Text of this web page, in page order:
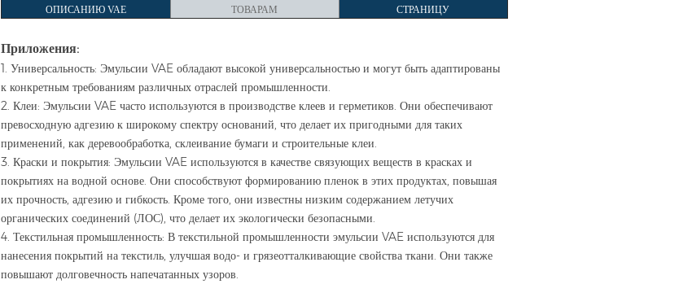
ОПИСАНИЮ VAE
ТОВАРАМ
СТРАНИЦУ
Приложения:
1. Универсальность: Эмульсии VAE обладают высокой универсальностью и могут быть адаптированы
к конкретным требованиям различных отраслей промышленности.
2. Клеи: Эмульсии VAE часто используются в производстве клеев и герметиков. Они обеспечивают
превосходную адгезию к широкому спектру оснований, что делает их пригодными для таких
применений, как деревообработка, склеивание бумаги и строительные клеи.
3. Краски и покрытия: Эмульсии VAE используются в качестве связующих веществ в красках и
покрытиях на водной основе. Они способствуют формированию пленок в этих продуктах, повышая
их прочность, адгезию и гибкость. Кроме того, они известны низким содержанием летучих
органических соединений (ЛОС), что делает их экологически безопасными.
4. Текстильная промышленность: В текстильной промышленности эмульсии VAE используются для
нанесения покрытий на текстиль, улучшая водо- и грязеотталкивающие свойства ткани. Они также
повышают долговечность напечатанных узоров.